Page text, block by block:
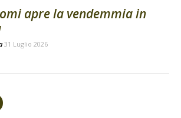
apre la vendemmia in
31 Luglio 2026